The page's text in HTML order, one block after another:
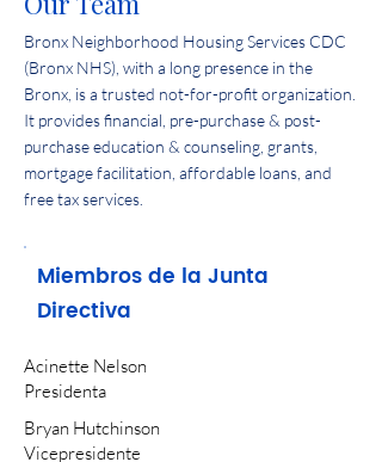
Bronx Neighborhood Housing Services CDC
(Bronx NHS), with a long presence in the
Bronx, is a trusted not-for-profit organization.
It provides financial, pre-purchase & post-
purchase education & counseling, grants,
mortgage facilitation, affordable loans, and
free tax services.
Miembros de la Junta
Directiva
Acinette Nelson
Presidenta
Bryan Hutchinson
Vicepresidente